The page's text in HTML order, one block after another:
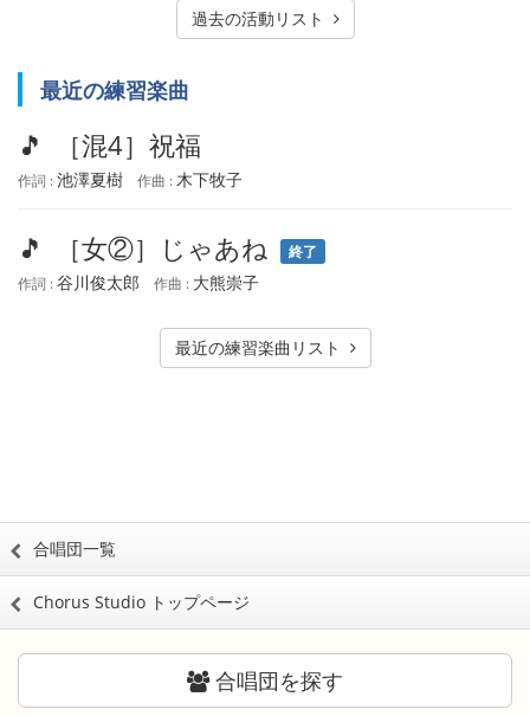
過去の活動リスト
最近の練習楽曲
🎵 ［混4］祝福
作詞 :池澤夏樹 作曲 :木下牧子
🎵 ［女②］じゃあね 終了
作詞 :谷川俊太郎 作曲 : 大熊崇子
最近の練習楽曲リスト
合唱団一覧
Chorus Studio トップページ
合唱団を探す